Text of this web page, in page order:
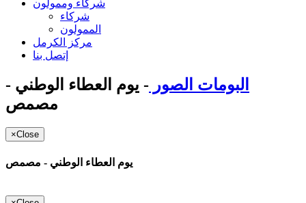
شركاء وممولون
شركاء
الممولون
مركز الكرمل
إتصل بنا
البومات الصور - يوم العطاء الوطني -
مصمص
×Close
يوم العطاء الوطني - مصمص